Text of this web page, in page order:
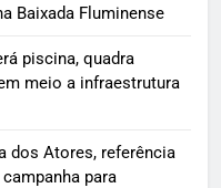
Baixada Fluminense
piscina, quadra
meio a infraestrutura
dos Atores, referência
para